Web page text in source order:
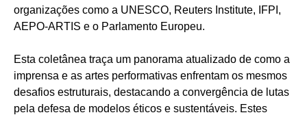
organizações como a UNESCO, Reuters Institute, IFPI,
AEPO-ARTIS e o Parlamento Europeu.
Esta coletânea traça um panorama atualizado de como a
imprensa e as artes performativas enfrentam os mesmos
desafios estruturais, destacando a convergência de lutas
pela defesa de modelos éticos e sustentáveis. Estes